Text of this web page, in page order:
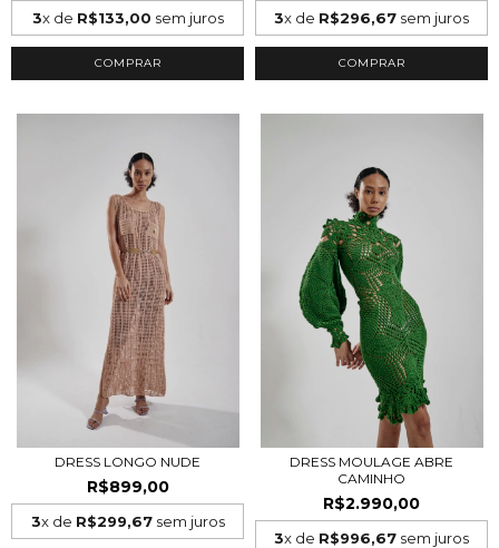
3x de R$133,00 sem juros
COMPRAR
3x de R$296,67 sem juros
COMPRAR
DRESS LONGO NUDE
R$899,00
3x de R$299,67sem juros
DRESS MOULAGE ABRE
CAMINHO
R$2.990,00
3x de R$996,67 sem juros